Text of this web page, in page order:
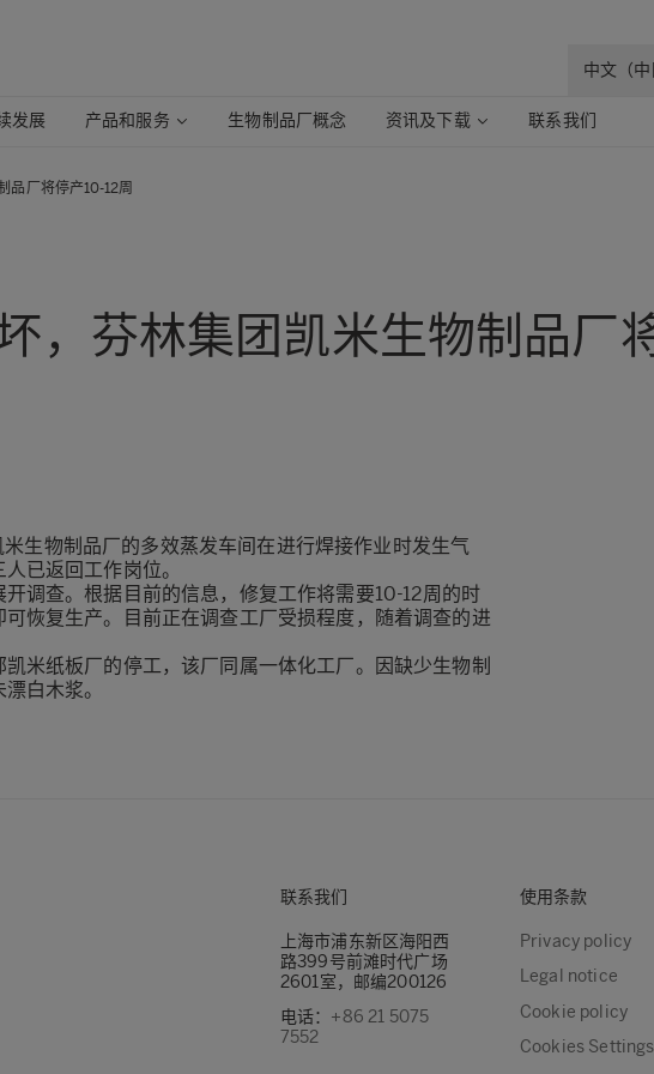
中文（中
发展 产品和服务 生物制品厂概念 资讯及下载 联系我们
品厂将停产10-12周
，芬林集团凯米生物制品厂
生物制品厂的多效蒸发车间在进行焊接作业时发生气
已返回工作岗位。
调查。根据目前的信息，修复工作将需要10-12周的时
恢复生产。目前正在调查工厂受损程度，随着调查的进
米纸板厂的停工，该厂同属一体化工厂。因缺少生物制
白木浆。
联系我们
上海市浦东新区海阳西
路399号前滩时代广场
2601室，邮编200126
电话： +86 21 5075
7552
使用条款
Privacy policy
Legal notice
Cookie policy
Cookies Settings